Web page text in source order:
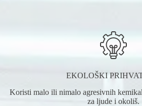
EKOLOŠKI
Koristi malo ili nimalo agresivnih
za ljude i okoliš.